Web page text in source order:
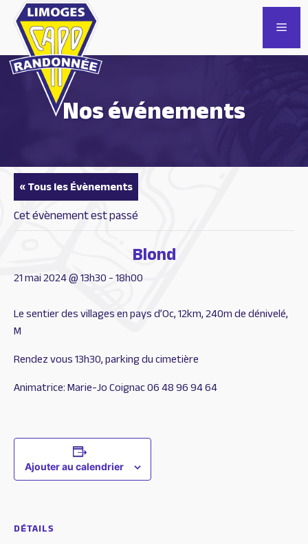
Aller
contenu
Nos événements
« Tous les Évènements
Cet évènement est passé
Blond
21 mai 2024 @ 13h30-18h00
Le sentier des villages en pays d’Oc, 12km, 240m de dénivelé,
M
Rendez vous 13h30, parking du cimetière
Animatrice: Marie-Jo Coignac 06 48 96 94 64
Ajouter au calendrier
DÉTAILS